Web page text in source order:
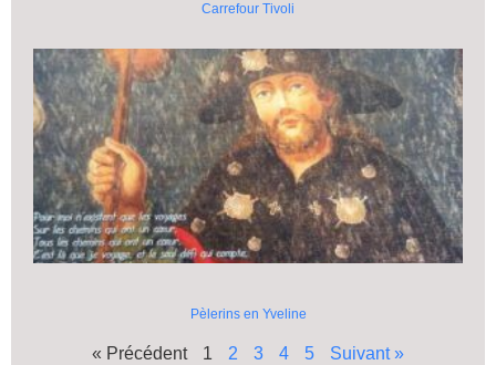
Carrefour Tivoli
Pèlerins en Yveline
« Précédent 1 2 3 4 5 Suivant »